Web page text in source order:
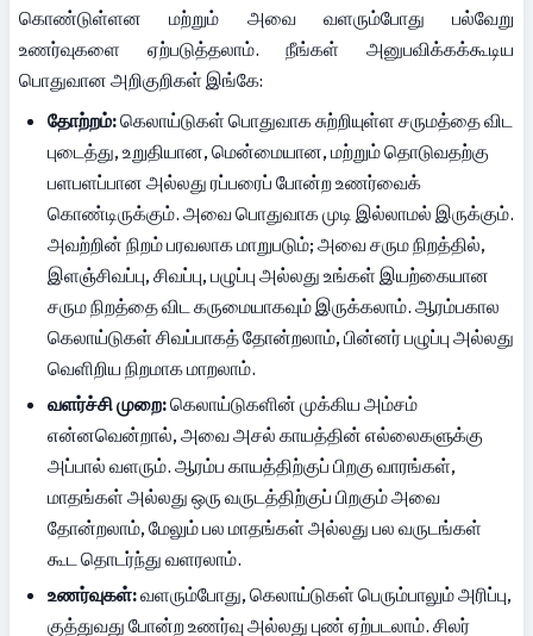
கொண்டுள்ளன மற்றும் அவை வளரும்போது பல்வேறு
உணர்வுகளை ஏற்படுத்தலாம். நீங்கள் அனுபவிக்கக்கூடிய
பொதுவான அறிகுறிகள் இங்கே:
தோற்றம்: கெலாய்டுகள் பொதுவாக சுற்றியுள்ள சருமத்தை விட
புடைத்து, உறுதியான, மென்மையான, மற்றும் தொடுவதற்கு
பளபளப்பான அல்லது ரப்பரைப் போன்ற உணர்வைக்
கொண்டிருக்கும். அவை பொதுவாக முடி இல்லாமல் இருக்கும்.
அவற்றின் நிறம் பரவலாக மாறுபடும்; அவை சரும நிறத்தில்,
இளஞ்சிவப்பு, சிவப்பு, பழுப்பு அல்லது உங்கள் இயற்கையான
சரும நிறத்தை விட கருமையாகவும் இருக்கலாம். ஆரம்பகால
கெலாய்டுகள் சிவப்பாகத் தோன்றலாம், பின்னர் பழுப்பு அல்லது
வெளிறிய நிறமாக மாறலாம்.
வளர்ச்சி முறை: கெலாய்டுகளின் முக்கிய அம்சம்
என்னவென்றால், அவை அசல் காயத்தின் எல்லைகளுக்கு
அப்பால் வளரும். ஆரம்ப காயத்திற்குப் பிறகு வாரங்கள்,
மாதங்கள் அல்லது ஒரு வருடத்திற்குப் பிறகும் அவை
தோன்றலாம், மேலும் பல மாதங்கள் அல்லது பல வருடங்கள்
கூட தொடர்ந்து வளரலாம்.
உணர்வுகள்: வளரும்போது, கெலாய்டுகள் பெரும்பாலும் அரிப்பு,
குத்துவது போன்ற உணர்வு அல்லது புண் ஏற்படலாம். சிலர்